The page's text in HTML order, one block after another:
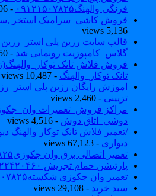
فرنگی والهنگ۰۹۱۲۱۵۰۷۸۲۵
- 5,006 views
فروش کاشی_سرامیک استخر
5,136 views
قالب سایت رزین پلی استر_رزین
گلاس_کامپوزیت رونمایی شد- 4,450 views
فروش فلاش تانک
تانک توکار_والهنگ- 10,487 views
اموزش رایگان رزین پلی
تزیینی- 2,460 views
مراکز فروش_تعمیرات
دوشی_اتاق دوش- 4,516 views
/تعمیر فلاش تانک توکار والهنگ
دیواری - 67,123 views
تعمیر اتصالی برق وان جکوزی۰۹۱۲۱۵۰۷۸۲۵
پارتیشن حمام تجریش ۲۲۴۲۰۴۶۰
- 36,503 views
تعمیر وان جکوزی شکسته۰۹۱۲۱۵۰۷۸۲۵
سبد خرید - 29,108 views